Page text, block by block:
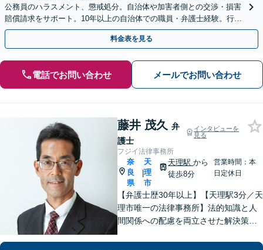
公務員のハラスメント、懲戒処分。自治体や加害者側との交渉・損害
賠償請求をサポート。10年以上の自治体での職員・弁護士経験。行政
組織の動きを見据えて解決策をご提案【オンライン可】
料金表を見る
電話でお問い合わせ メールでお問い合わせ
藤井 茂久 弁
護士
インタビューを
見る
フジイ法律事務所
奈
良
県
|
天
理
市
天理駅から
徒歩8分
営業時間：本
日定休日
【弁護士歴30年以上】【天理駅3分／天
理市唯一の法律事務所】法的知識と人
間関係への配慮を両立させた解決策を